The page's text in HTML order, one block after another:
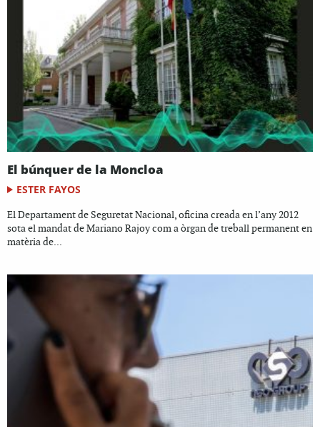
El búnquer de la Moncloa
ESTER FAYOS
El Departament de Seguretat Nacional, oficina creada en l’any 2012
sota el mandat de Mariano Rajoy com a òrgan de treball permanent en
matèria de...